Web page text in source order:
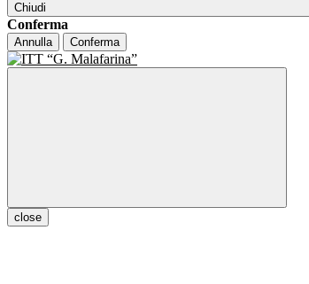
Chiudi
Conferma
Annulla Conferma
close